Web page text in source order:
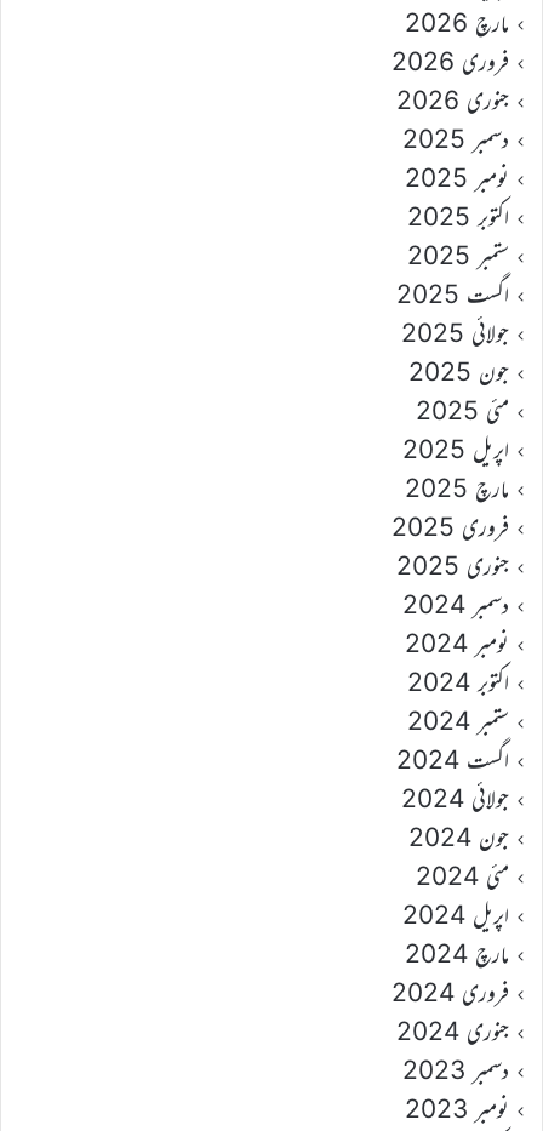
مارچ 2026
فروری 2026
جنوری 2026
دسمبر 2025
نومبر 2025
اکتوبر 2025
ستمبر 2025
اگست 2025
جولائی 2025
جون 2025
مئی 2025
اپریل 2025
مارچ 2025
فروری 2025
جنوری 2025
دسمبر 2024
نومبر 2024
اکتوبر 2024
ستمبر 2024
اگست 2024
جولائی 2024
جون 2024
مئی 2024
اپریل 2024
مارچ 2024
فروری 2024
جنوری 2024
دسمبر 2023
نومبر 2023